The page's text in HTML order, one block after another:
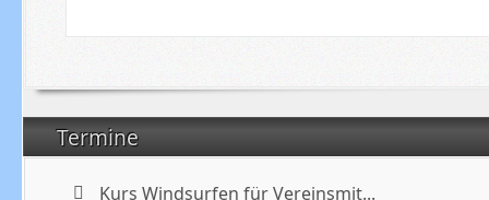
Termine
Kurs Windsurfen für Vereinsmit...